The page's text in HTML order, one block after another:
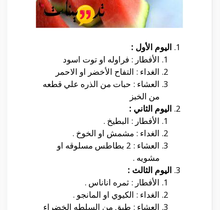
اليوم الأول :
الأفطار : فراوله او توت اسود
الغداء : التفاح الأخضر او الاحمر
العشاء : حبات من الذره علي قطعه
من الخبز
اليوم الثاني :
الأفطار : البطيخ .
الغداء : مشمش او الخوخ .
العشاء : 2 بطاطس مسلوقه او
مشويه .
اليوم الثالث :
الأفطار : ثمره اناناس .
الغداء : الكيوي او المانجو .
العشاء : طبق من السلطه الخضراء